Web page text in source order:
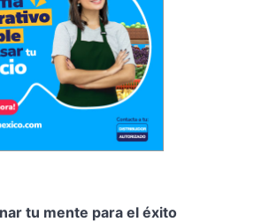
tu mente para el éxito